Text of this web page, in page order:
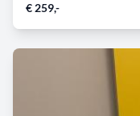
€ 259,-